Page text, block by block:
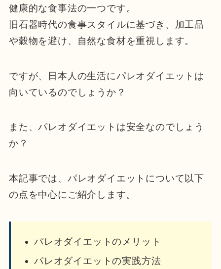
健康的な食事法の一つです。
旧石器時代の食事スタイルに基づき、加工品
や穀物を避け、自然な食材を重視します。
ですが、日本人の生活にパレオダイエットは
向いているのでしょうか？
また、パレオダイエットは安全なのでしょう
か？
本記事では、パレオダイエットについて以下
の点を中心にご紹介します。
パレオダイエットのメリット
パレオダイエットの実践方法